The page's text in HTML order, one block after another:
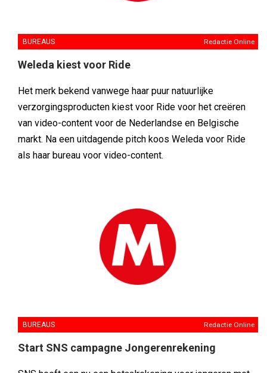
BUREAUS Redactie Online
Weleda kiest voor Ride
Het merk bekend vanwege haar puur natuurlijke
verzorgingsproducten kiest voor Ride voor het creëren
van video-content voor de Nederlandse en Belgische
markt. Na een uitdagende pitch koos Weleda voor Ride
als haar bureau voor video-content.
BUREAUS Redactie Online
Start SNS campagne Jongerenrekening